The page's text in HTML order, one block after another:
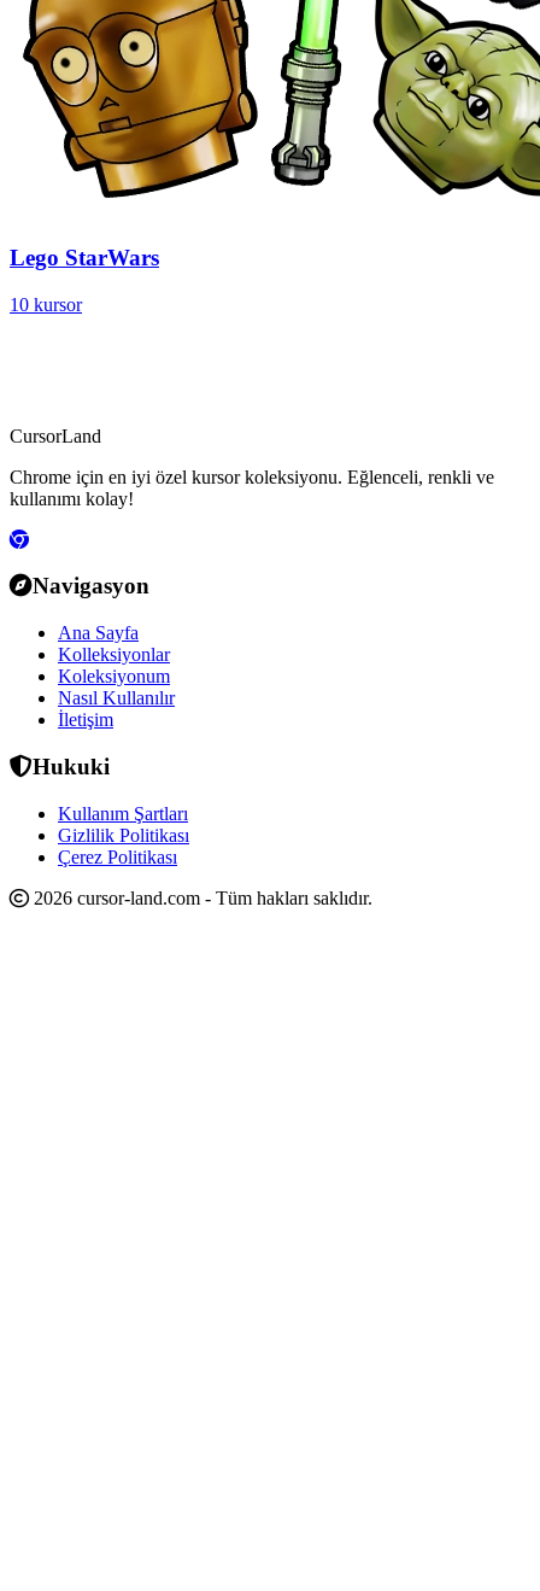
Lego StarWars
10 kursor
CursorLand
Chrome için en iyi özel kursor koleksiyonu. Eğlenceli, renkli ve
kullanımı kolay!
Navigasyon
Ana Sayfa
Kolleksiyonlar
Koleksiyonum
Nasıl Kullanılır
İletişim
Hukuki
Kullanım Şartları
Gizlilik Politikası
Çerez Politikası
2026 cursor-land.com - Tüm hakları saklıdır.